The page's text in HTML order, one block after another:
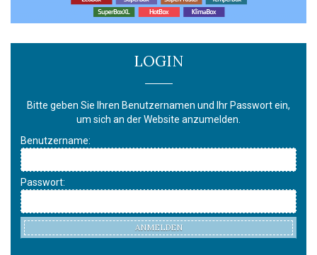
LOGIN
Bitte geben Sie Ihren Benutzernamen und Ihr Passwort ein,
um sich an der Website anzumelden.
Benutzername:
Passwort:
ANMELDEN